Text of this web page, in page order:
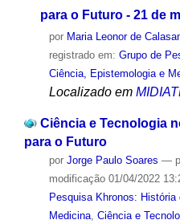
para o Futuro - 21 de
por Maria Leonor de
registrado em: Grupo de
Ciência, Epistemologia e
Localizado em
Ciência e Tecnologia
para o Futuro
por Jorge Paulo Soares —
modificação01/04/2022
Pesquisa Khronos:
Medicina, Ciência e